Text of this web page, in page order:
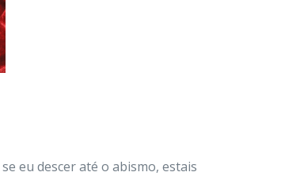
eu descer até o abismo, estais